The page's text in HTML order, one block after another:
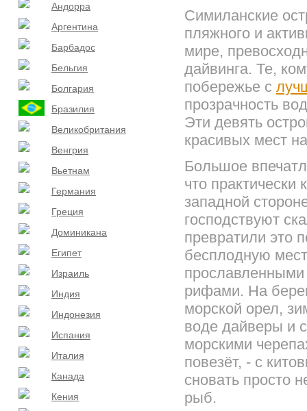
Андорра
Аргентина
Барбадос
Бельгия
Болгария
Бразилия
Великобритания
Венгрия
Вьетнам
Германия
Греция
Доминикана
Египет
Израиль
Индия
Индонезия
Испания
Италия
Канада
Кения
Симиланские
пляжного и
мире,
дайвинга. Те,
побережье с
прозрачность
Эти девять
красивых мест
Большое
что
западной
господствуют
превратили это
бесплодную
рифами. На
морской орел,
воде дайверы и
морскими
повезёт, - с
сновать просто
рыб.